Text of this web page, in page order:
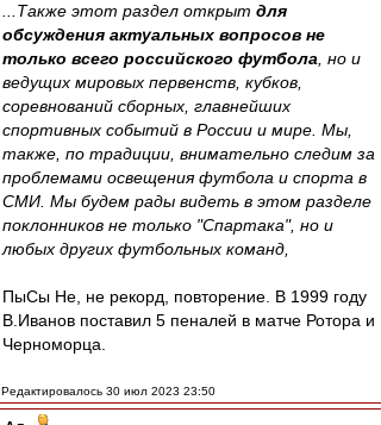
...Также этот раздел открыт для
обсуждения актуальных вопросов не
только всего российского футбола , но и
ведущих мировых первенств, кубков,
соревнований сборных, главнейших
спортивных событий в России и мире. Мы,
также, по традиции, внимательно следим за
проблемами освещения футбола и спорта в
СМИ. Мы будем рады видеть в этом разделе
поклонников не только "Спартака", но и
любых других футбольных команд,
ПыСы Не, не рекорд, повторение. В 1999 году
В.Иванов поставил 5 пеналей в матче Ротора и
Черноморца.
Редактировалось 30 июл 2023 23:50